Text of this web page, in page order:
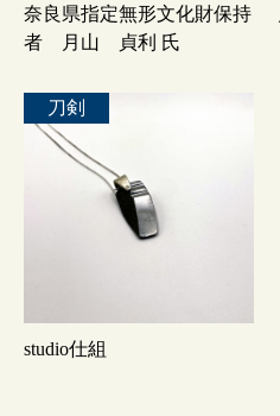
奈良県指定無形文化財保持
者 月山 貞利 氏
刀剣
studio仕組